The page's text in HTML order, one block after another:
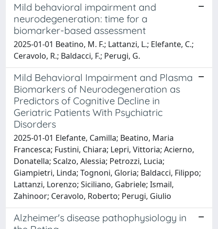
Mild behavioral impairment and
neurodegeneration: time for a
biomarker-based assessment
2025-01-01 Beatino, M. F.; Lattanzi, L.; Elefante, C.;
Ceravolo, R.; Baldacci, F.; Perugi, G.
Mild Behavioral Impairment and Plasma
Biomarkers of Neurodegeneration as
Predictors of Cognitive Decline in
Geriatric Patients With Psychiatric
Disorders
2025-01-01 Elefante, Camilla; Beatino, Maria
Francesca; Fustini, Chiara; Lepri, Vittoria; Acierno,
Donatella; Scalzo, Alessia; Petrozzi, Lucia;
Giampietri, Linda; Tognoni, Gloria; Baldacci, Filippo;
Lattanzi, Lorenzo; Siciliano, Gabriele; Ismail,
Zahinoor; Ceravolo, Roberto; Perugi, Giulio
Alzheimer's disease pathophysiology in